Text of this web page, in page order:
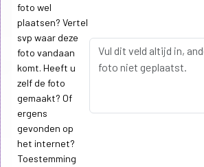
foto wel
plaatsen? Vertel
svp waar deze
foto vandaan
komt. Heeft u
zelf de foto
gemaakt? Of
ergens
gevonden op
het internet?
Toestemming